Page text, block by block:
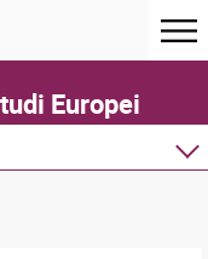
Europei